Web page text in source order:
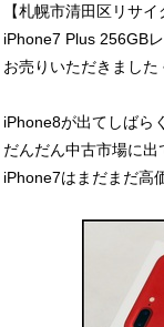
【札幌市清田区リサ
iPhone7 Plus 256GB
お売りいただきました
iPhone8が出てしばら
だんだん中古市場に出
iPhone7はまだまだ高